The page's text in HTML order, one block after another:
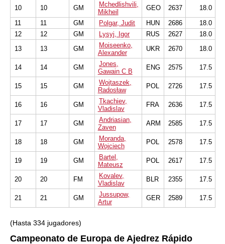
10 10 GM
Mchedlishvili,
Mikheil
GEO 2637
18.0
11
11 GM Polgar, Judit HUN 2686
18.0
12
12 GM Lysyj, Igor RUS 2627
18.0
13
13 GM
Moiseenko,
Alexander
UKR 2670 18.0
14 14 GM
Jones,
Gawain C B
ENG 2575 17.5
15 15 GM
Wojtaszek,
Radosław
POL 2726 17.5
16 16 GM
Tkachiev,
Vladislav
FRA 2636 17.5
17 17 GM
Andriasian,
Zaven
ARM 2585 17.5
18 18 GM
Moranda,
Wojciech
POL 2578 17.5
19 19 GM
Bartel,
Mateusz
POL 2617 17.5
20 20 FM
Kovalev,
Vladislav
BLR 2355 17.5
21 21 GM
Jussupow,
Artur
GER 2589 17.5
(Hasta 334 jugadores)
Campeonato de Europa de Ajedrez Rápido